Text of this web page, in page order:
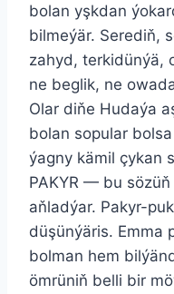
bolan yşkdan
bilmeýär. Serediň,
zahyd, terkidünýä,
ne beglik, ne
Olar diňe Hudaýa
bolan sopular
ýagny kämil çykan
PAKYR — bu
aňladýar. Pakyr-
düşünýäris. Emma
bolman hem
ömrüniň belli bir